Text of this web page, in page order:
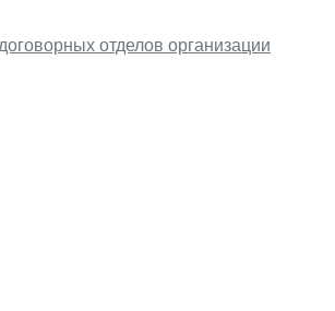
отделов организации